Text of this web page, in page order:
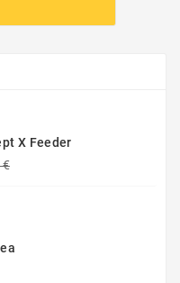
X Feeder
€